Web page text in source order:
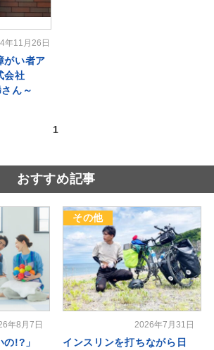
年11月26日
がい者ア
会社
ん～
1
おすすめ記事
年8月7日
の!?」
その他
2026年7月31日
インスリンを打ちながら日